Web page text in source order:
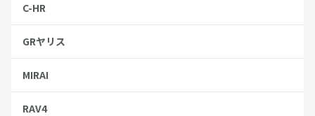
C-HR
GRヤリス
MIRAI
RAV4